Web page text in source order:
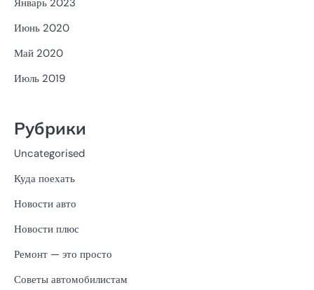
Январь 2023
Июнь 2020
Май 2020
Июль 2019
Рубрики
Uncategorised
Куда поехать
Новости авто
Новости плюс
Ремонт — это просто
Советы автомобилистам